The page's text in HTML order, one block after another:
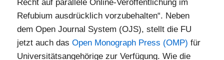
Recht auf parallele Online-Veröffentlichung im
Refubium ausdrücklich vorzubehalten“. Neben
dem Open Journal System (OJS), stellt die FU
jetzt auch dasOpen Monograph Press (OMP)für
Universitätsangehörige zur Verfügung. Wie die